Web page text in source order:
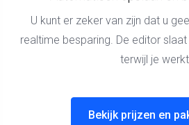
U kunt er zeker van zijn dat u
realtime besparing. De editor
terwijl je werkt.
Bekijk prijzen en